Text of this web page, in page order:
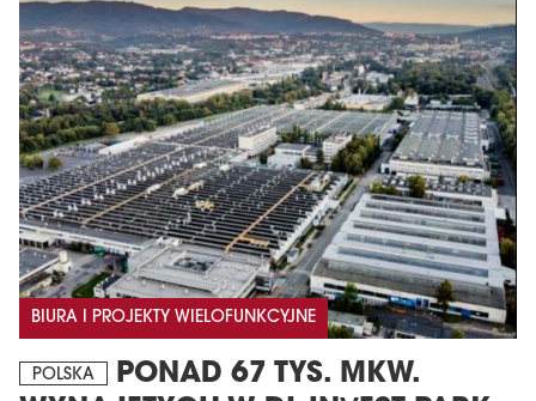
BIURA I PROJEKTY WIELOFUNKCYJNE
POLSKA
PONAD 67 TYS. MKW.